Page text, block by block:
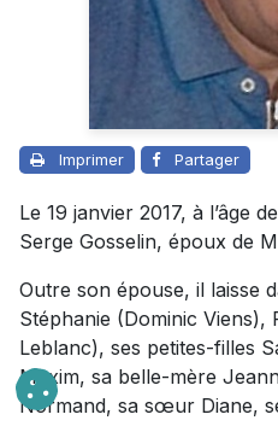
Imprimer Partager
Le 19 janvier 2017, à l’âge
Serge Gosselin, époux de
Outre son épouse, il laisse
Stéphanie (Dominic Viens),
Leblanc), ses petites-filles
Maxim, sa belle-mère
Normand, sa sœur Diane,